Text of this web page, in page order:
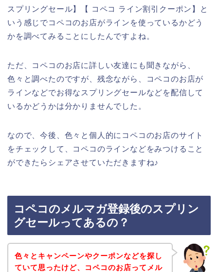
スプリングセール】【 コペコ ライン割引クーポン】と
いう感じでコペコのお店がラインを使っているかどう
かを調べてみることにしたんですよね。
ただ、コペコのお店に詳しい友達にも聞きながら、
色々と調べたのですが、残念ながら、コペコのお店が
ラインなどでお得なスプリングセールなどを配信して
いるかどうかは分かりませんでした。
なので、今後、色々と個人的にコペコのお店のサイト
をチェックして、コペコのラインなどをみつけること
ができたらシェアさせていただきますね♪
コペコのメルマガ登録後のスプリン
グセールってあるの？
色々とキャンペーンやクーポンなどを探し
ていて思ったけど、コペコのお店ってメル